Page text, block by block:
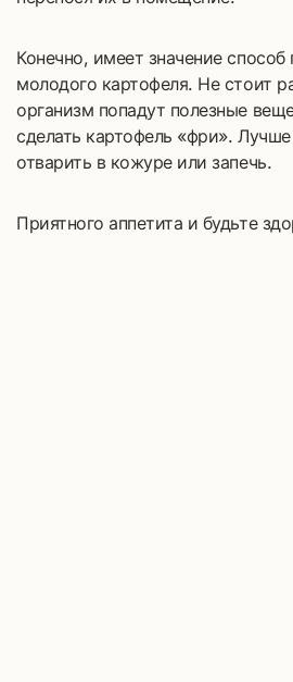
Конечно, имеет значение способ
молодого картофеля. Не стоит
организм попадут полезные
сделать картофель «фри».
отварить в кожуре или запечь.
Приятного аппетита и будьте